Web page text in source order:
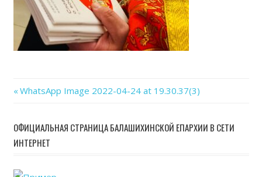
по
записям
Previous
WhatsApp Image 2022-04-24 at 19.30.37(3)
ОФИЦИАЛЬНАЯ СТРАНИЦА БАЛАШИХИНСКОЙ ЕПАРХИИ В СЕТИ
ИНТЕРНЕТ